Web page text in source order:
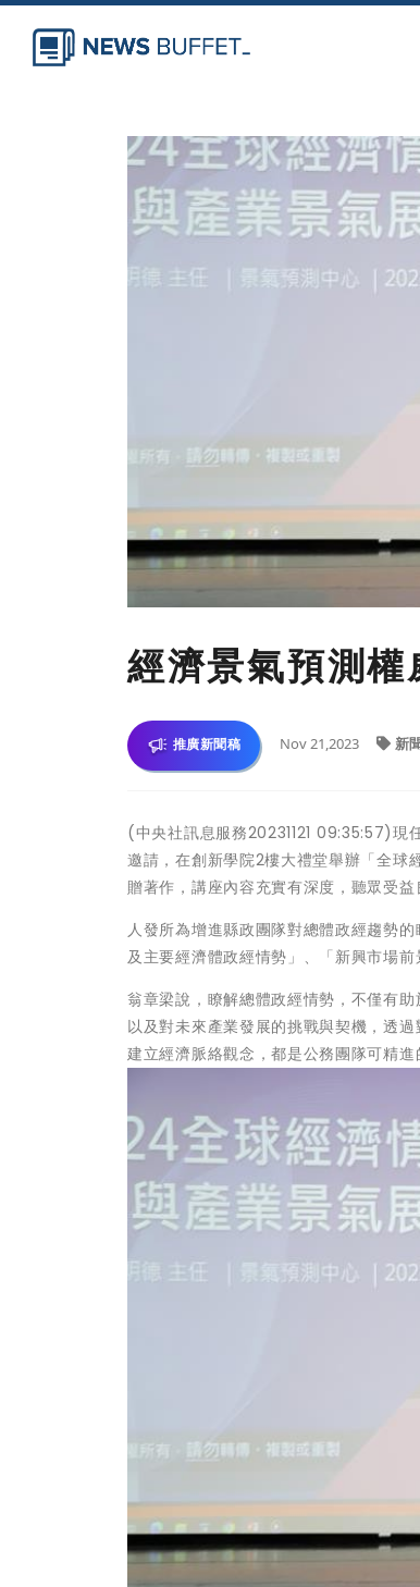
經濟景氣預測
推廣新聞稿 Nov 21,2023 新
(中央社訊息服務20231121 09:35:57)現
邀請，在創新學院2樓大禮堂舉辦「全球
贈著作，講座內容充實有深度，聽眾受益
人發所為增進縣政團隊對總體政經趨勢
及主要經濟體政經情勢」、「新興市場
翁章梁說，瞭解總體政經情勢，不僅有
以及對未來產業發展的挑戰與契機，透
建立經濟脈絡觀念，都是公務團隊可精進